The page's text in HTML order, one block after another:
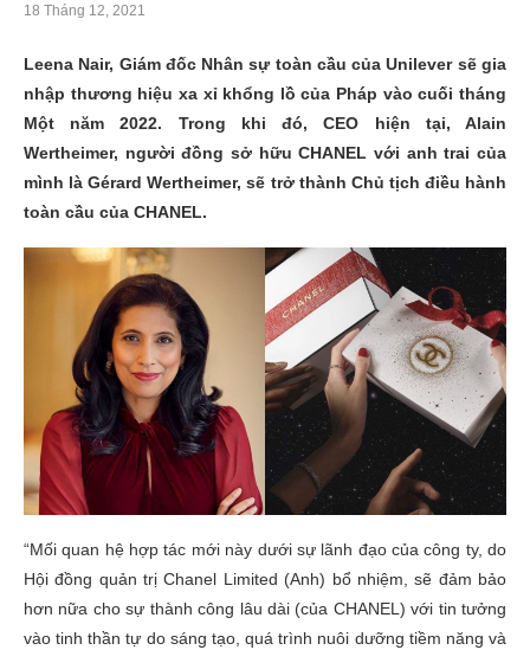
18 Tháng 12, 2021
Leena Nair, Giám đốc Nhân sự toàn cầu của Unilever sẽ gia
nhập thương hiệu xa xỉ khổng lồ của Pháp vào cuối tháng
Một năm 2022. Trong khi đó, CEO hiện tại, Alain
Wertheimer, người đồng sở hữu CHANEL với anh trai của
mình là Gérard Wertheimer, sẽ trở thành Chủ tịch điều hành
toàn cầu của CHANEL.
“Mối quan hệ hợp tác mới này dưới sự lãnh đạo của công ty, do
Hội đồng quản trị Chanel Limited (Anh) bổ nhiệm, sẽ đảm bảo
hơn nữa cho sự thành công lâu dài (của CHANEL) với tin tưởng
vào tinh thần tự do sáng tạo, quá trình nuôi dưỡng tiềm năng và